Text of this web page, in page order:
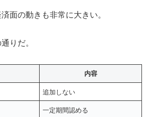
面の動きも非常に大きい。
りだ。
内容
追加しない
一定期間認める